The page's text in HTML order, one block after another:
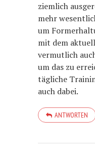
ziemlich
mehr
um
mit dem
vermutlich
um das zu
tägliche
auch dabei.
ANTWORTEN